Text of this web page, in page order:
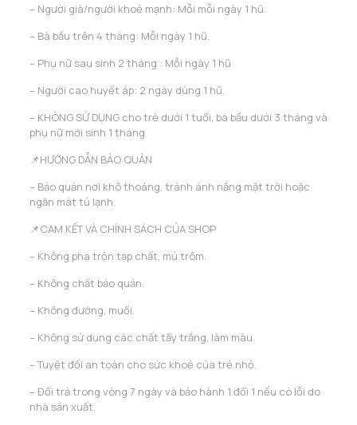
– Người già/người khoẻ mạnh: Mỗi mỗi ngày 1 hũ.
– Bà bầu trên 4 tháng: Mỗi ngày 1 hũ.
– Phụ nữ sau sinh 2 tháng : Mỗi ngày 1 hũ
– Người cao huyết áp: 2 ngày dùng 1 hũ.
– KHÔNG SỬ DỤNG cho trẻ dưới 1 tuổi, bà bầu dưới 3 tháng và
phụ nữ mới sinh 1 tháng
📌HƯỚNG DẪN BẢO QUẢN
– Bảo quản nơi khô thoáng, tránh ánh nắng mặt trời hoặc
ngăn mát tủ lạnh.
📌CAM KẾT VÀ CHÍNH SÁCH CỦA SHOP
– Không pha trộn tạp chất, mủ trôm.
– Không chất bảo quản.
– Không đường, muối.
– Không sử dụng các chất tẩy trắng, làm màu.
– Tuyệt đối an toàn cho sức khoẻ của trẻ nhỏ.
– Đổi trả trong vòng 7 ngày và bảo hành 1 đổi 1 nếu có lỗi do
nhà sản xuất.